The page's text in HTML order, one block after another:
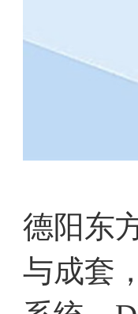
德阳东
与成套